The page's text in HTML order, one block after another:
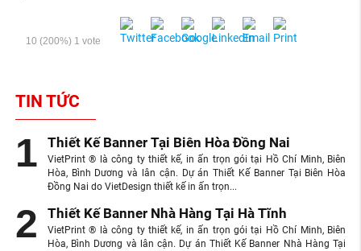
10 (200%) 1 vote
TIN TỨC
Thiết Kế Banner Tại Biên Hòa Đồng Nai
VietPrint ® là công ty thiết kế, in ấn trọn gói tại Hồ Chí Minh, Biên
Hòa, Bình Dương và lân cận. Dự án Thiết Kế Banner Tại Biên Hòa
Đồng Nai do VietDesign thiết kế in ấn trọn...
Thiết Kế Banner Nhà Hàng Tại Hà Tĩnh
VietPrint ® là công ty thiết kế, in ấn trọn gói tại Hồ Chí Minh, Biên
Hòa, Bình Dương và lân cận. Dự án Thiết Kế Banner Nhà Hàng Tại